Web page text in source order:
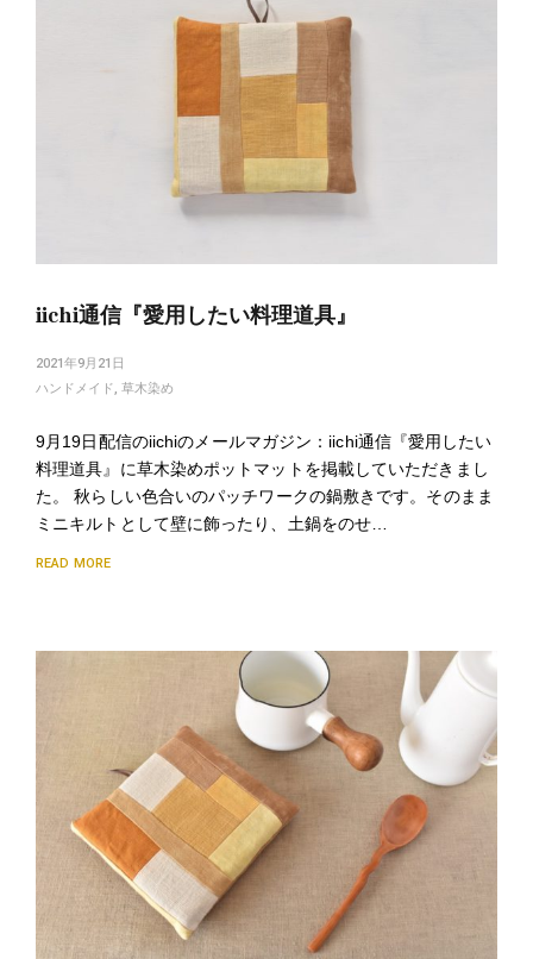
iichi通信『愛用したい料理道具』
2021年9月21日
ハンドメイド, 草木染め
9月19日配信のiichiのメールマガジン：iichi通信『愛用したい
料理道具』に草木染めポットマットを掲載していただきまし
た。 秋らしい色合いのパッチワークの鍋敷きです。そのまま
ミニキルトとして壁に飾ったり、土鍋をのせ…
READ MORE